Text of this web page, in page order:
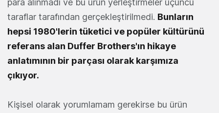
para alınmadı ve bu ürün yerleştirmeler üçüncü
taraflar tarafından gerçekleştirilmedi. Bunların
hepsi 1980'lerin tüketici ve popüler kültürünü
referans alan Duffer Brothers'ın hikaye
anlatımının bir parçası olarak karşımıza
çıkıyor.
Kişisel olarak yorumlamam gerekirse bu ürün